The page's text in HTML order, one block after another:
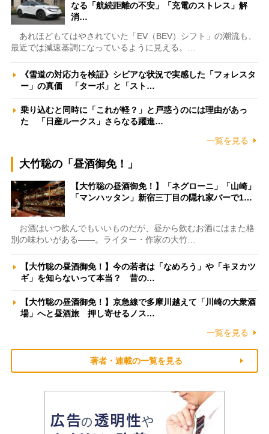
なる「航続距離の不安」「充電のストレス」解
消…
あれほどもてはやされていた「EV（BEV）シフト」の潮流も、
最近では減速基調になっているように見える。…
《雪道の対応力を検証》シビアな状況で実感した「フォレスタ
ー」の真価 「ターボ」と「スト…
乗り込むと同時に「これが軽？」と戸惑うのには理由があっ
た 「日産ルークス」さらなる躍進…
一覧を見る
大竹聡の「昼酒御免！」
【大竹聡の昼酒御免！】「ネグローニ」「山崎」
「マンハッタン」新宿三丁目の隠れ家バーで1…
お酒はいつ飲んでもいいものだが、昼から飲むお酒にはまた格
別の味わいがある――。ライター・作家の大竹…
【大竹聡の昼酒御免！】今の若者は「なめろう」や「キヌカツ
ギ」を知らないって本当？ 昔の…
【大竹聡の昼酒御免！】京急線で多摩川越えて「川崎の大衆酒
場」へと昼酒旅 押し寄せるノス…
一覧を見る
著者・連載の一覧を見る